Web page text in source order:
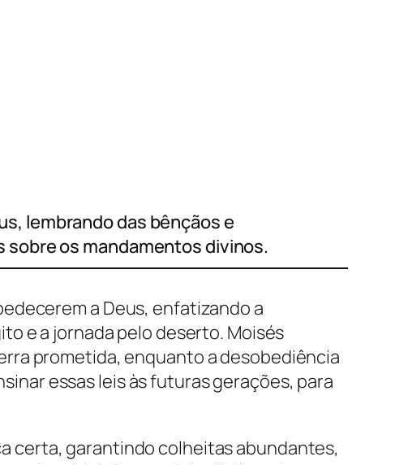
lembrando das bênçãos e
os mandamentos divinos.
a Deus, enfatizando a
e a jornada pelo deserto. Moisés
prometida, enquanto a desobediência
essas leis às futuras gerações, para
certa, garantindo colheitas abundantes,